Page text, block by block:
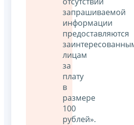
запрашиваемой
информации
предоставляются
лицам
за
плату
в
размере
100
рублей».